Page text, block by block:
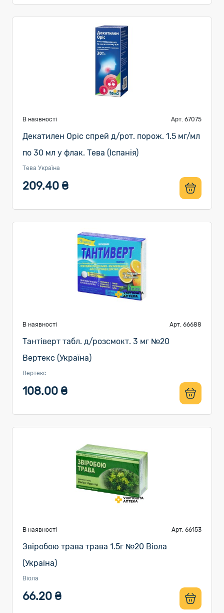
В наявності Арт. 67075
Декатилен Оріс спрей д/рот. порож. 1.5 мг/мл
по 30 мл у флак. Тева (Іспанія)
Тева Україна
209.40 ₴
В наявності Арт. 66688
Тантіверт табл. д/розсмокт. 3 мг №20
Вертекс (Україна)
Вертекс
108.00 ₴
В наявності Арт. 66153
Звіробою трава трава 1.5г №20 Віола
(Україна)
Віола
66.20 ₴